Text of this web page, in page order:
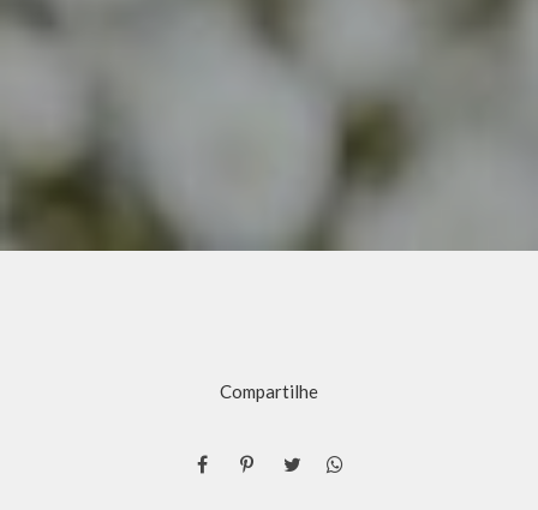
Compartilhe